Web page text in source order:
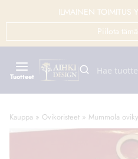
sisältöön
ILMAINEN TOIMITUS
Piilota
Tuotteet
Kauppa » Ovikoristeet » Mummola